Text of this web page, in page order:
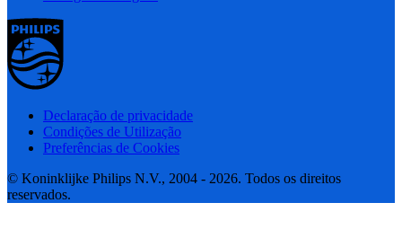
Declaração de privacidade
Condições de Utilização
Preferências de Cookies
© Koninklijke Philips N.V., 2004 - 2026. Todos os direitos
reservados.